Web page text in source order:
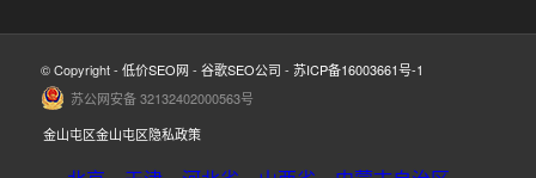
© Copyright - 低价SEO网 - 谷歌SEO公司 - 苏ICP备16003661号-1
苏公网安备 32132402000563号
金山屯区金山屯区隐私政策